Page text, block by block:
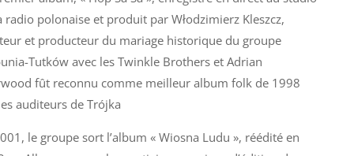
radio polonaise et produit par Włodzimierz Kleszcz,
et producteur du mariage historique du groupe
Tutków avec les Twinkle Brothers et Adrian
fût reconnu comme meilleur album folk de 1998
auditeurs de Trójka
le groupe sort l’album « Wiosna Ludu », réédité en